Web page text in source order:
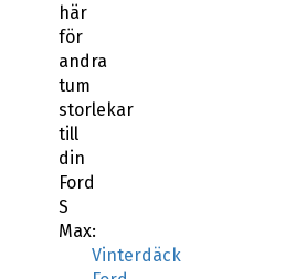
här
för
andra
tum
storlekar
till
din
Ford
S
Max:
Vinterdäck